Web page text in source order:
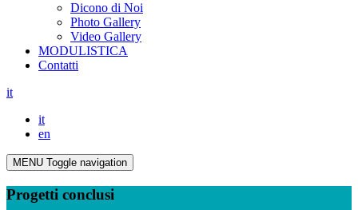
Dicono di Noi
Photo Gallery
Video Gallery
MODULISTICA
Contatti
it
it
en
MENU Toggle navigation
Progetti conclusi